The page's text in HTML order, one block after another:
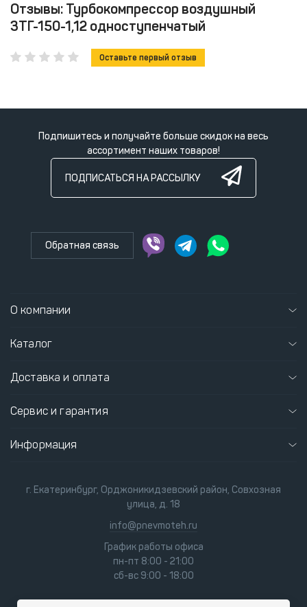
Отзывы: Турбокомпрессор воздушный
3ТГ-150-1,12​ одноступенчатый
Оставьте первый отзыв
Подпишитесь и получайте больше скидок на весь
ассортимент наших товаров!
ПОДПИСАТЬСЯ НА РАССЫЛКУ
Обратная связь
О компании
Каталог
Доставка и оплата
Сервис и гарантия
Информация
г. Екатеринбург, Орджоникидзевский район, Совхозная
улица, д. 18
info@pnevmoteh.ru
График работы офиса
пн-пт 8:00 - 21:00
сб-вс 9:00 - 18:00